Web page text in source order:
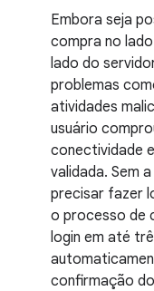
Embora seja
compra no
lado do
problemas
atividades
usuário
conectividade
validada. Sem
precisar fazer
o processo de
login em até
confirmação